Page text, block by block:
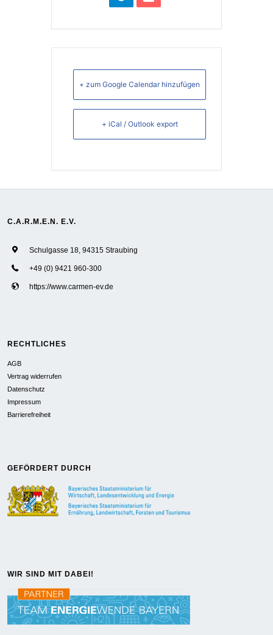
+ zum Google Calendar hinzufügen
+ iCal / Outlook export
C.A.R.M.E.N. E.V.
Schulgasse 18, 94315 Straubing
+49 (0) 9421 960-300
https://www.carmen-ev.de
RECHTLICHES
AGB
Vertrag widerrufen
Datenschutz
Impressum
Barrierefreiheit
GEFÖRDERT DURCH
WIR SIND MIT DABEI!